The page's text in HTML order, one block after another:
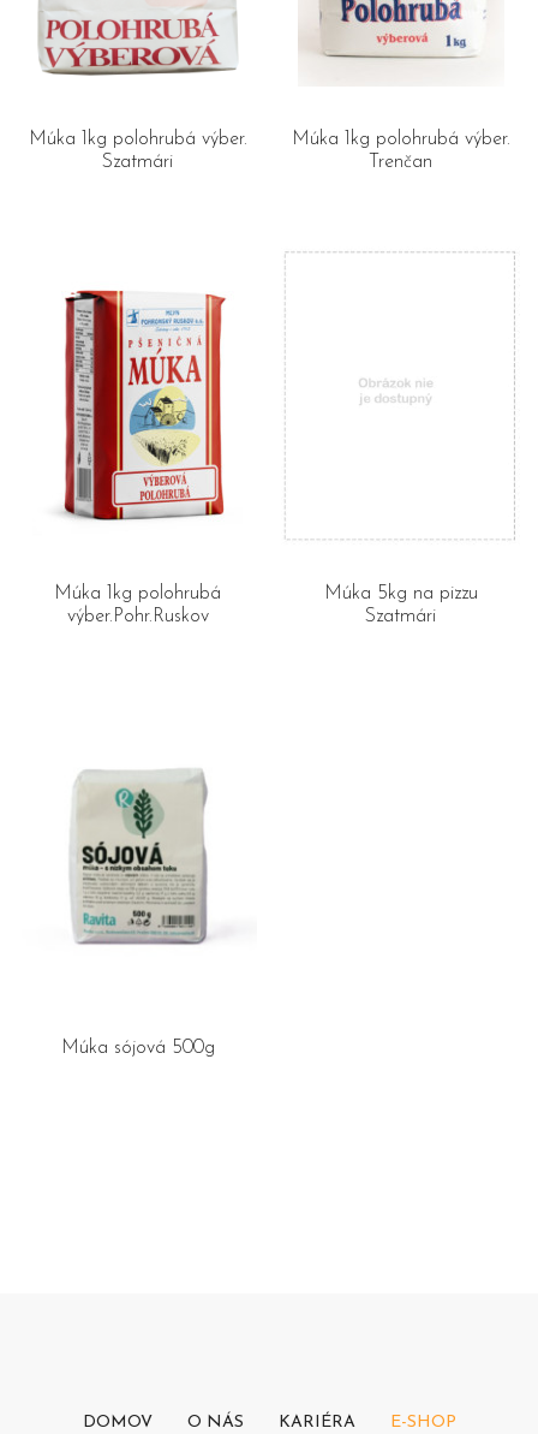
Múka 1kg polohrubá výber.
Szatmári
Múka 1kg polohrubá výber.
Trenčan
Múka 1kg polohrubá
výber.Pohr.Ruskov
Múka 5kg na pizzu
Szatmári
Múka sójová 500g
DOMOV O NÁS KARIÉRA E-SHOP